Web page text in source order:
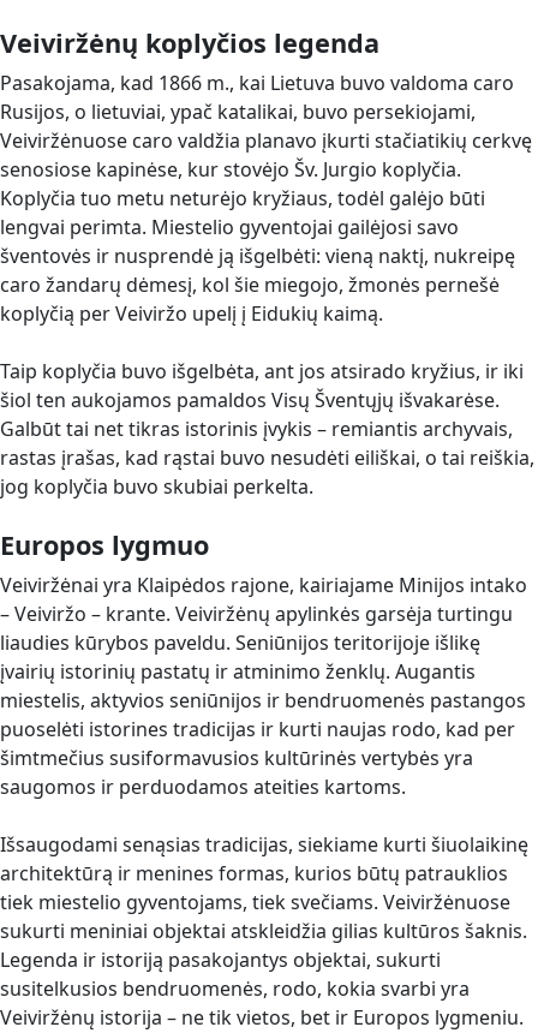
Veiviržėnų koplyčios legenda
Pasakojama, kad 1866 m., kai Lietuva buvo valdoma caro
Rusijos, o lietuviai, ypač katalikai, buvo persekiojami,
Veiviržėnuose caro valdžia planavo įkurti stačiatikių cerkvę
senosiose kapinėse, kur stovėjo Šv. Jurgio koplyčia.
Koplyčia tuo metu neturėjo kryžiaus, todėl galėjo būti
lengvai perimta. Miestelio gyventojai gailėjosi savo
šventovės ir nusprendė ją išgelbėti: vieną naktį, nukreipę
caro žandarų dėmesį, kol šie miegojo, žmonės pernešė
koplyčią per Veiviržo upelį į Eidukių kaimą.
Taip koplyčia buvo išgelbėta, ant jos atsirado kryžius, ir iki
šiol ten aukojamos pamaldos Visų Šventųjų išvakarėse.
Galbūt tai net tikras istorinis įvykis – remiantis archyvais,
rastas įrašas, kad rąstai buvo nesudėti eiliškai, o tai reiškia,
jog koplyčia buvo skubiai perkelta.
Europos lygmuo
Veiviržėnai yra Klaipėdos rajone, kairiajame Minijos intako
– Veiviržo – krante. Veiviržėnų apylinkės garsėja turtingu
liaudies kūrybos paveldu. Seniūnijos teritorijoje išlikę
įvairių istorinių pastatų ir atminimo ženklų. Augantis
miestelis, aktyvios seniūnijos ir bendruomenės pastangos
puoselėti istorines tradicijas ir kurti naujas rodo, kad per
šimtmečius susiformavusios kultūrinės vertybės yra
saugomos ir perduodamos ateities kartoms.
Išsaugodami senąsias tradicijas, siekiame kurti šiuolaikinę
architektūrą ir menines formas, kurios būtų patrauklios
tiek miestelio gyventojams, tiek svečiams. Veiviržėnuose
sukurti meniniai objektai atskleidžia gilias kultūros šaknis.
Legenda ir istoriją pasakojantys objektai, sukurti
susitelkusios bendruomenės, rodo, kokia svarbi yra
Veiviržėnų istorija – ne tik vietos, bet ir Europos lygmeniu.